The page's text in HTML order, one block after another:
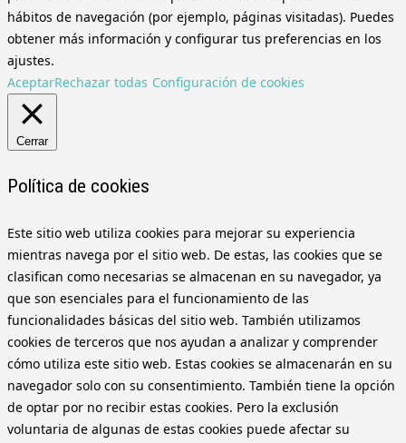
hábitos de navegación (por ejemplo, páginas visitadas). Puedes
obtener más información y configurar tus preferencias en los
ajustes.
AceptarRechazar todas Configuración de cookies
Cerrar
Política de cookies
Este sitio web utiliza cookies para mejorar su experiencia
mientras navega por el sitio web. De estas, las cookies que se
clasifican como necesarias se almacenan en su navegador, ya
que son esenciales para el funcionamiento de las
funcionalidades básicas del sitio web. También utilizamos
cookies de terceros que nos ayudan a analizar y comprender
cómo utiliza este sitio web. Estas cookies se almacenarán en su
navegador solo con su consentimiento. También tiene la opción
de optar por no recibir estas cookies. Pero la exclusión
voluntaria de algunas de estas cookies puede afectar su